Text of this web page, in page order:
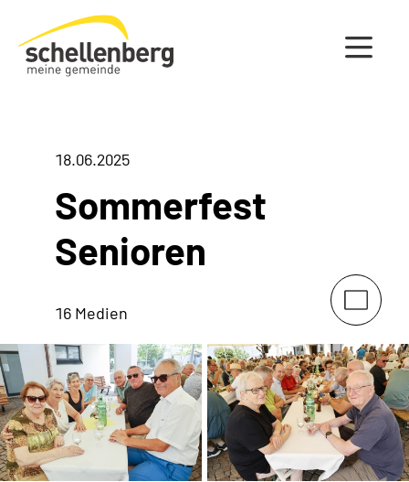
Gemeinde Schellenberg Startseite
18.06.2025
Sommerfest
Senioren
16 Medien